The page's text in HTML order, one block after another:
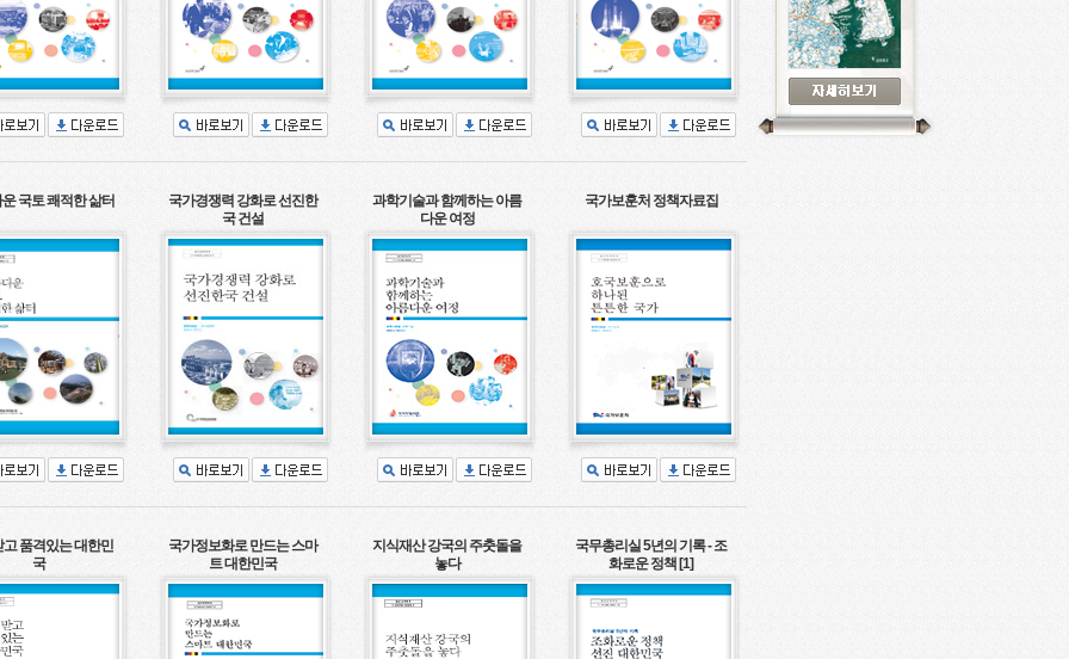
국토 쾌적한 삶터
국가경쟁력 강화로 선진한
국 건설
과학기술과 함께하는 아름
다운 여정
국가보훈처 정책자료집
품격있는 대한민
국
국가정보화로 만드는 스마
트 대한민국
지식재산 강국의 주춧돌을
놓다
국무총리실 5년의 기록 - 조
화로운 정책 [1]